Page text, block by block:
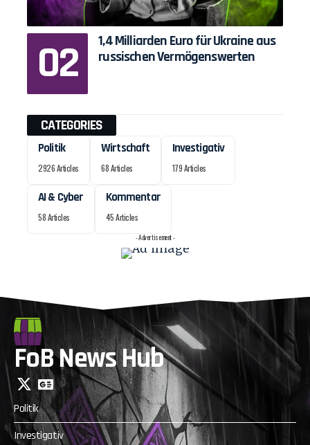
1,4 Milliarden Euro für Ukraine aus
russischen Vermögenswerten
CATEGORIES
Politik
2926 Articles
Wirtschaft
68 Articles
Investigativ
179 Articles
AI & Cyber
58 Articles
Kommentar
45 Articles
- Advertisement -
FoB News Hub
Politik
Investigativ